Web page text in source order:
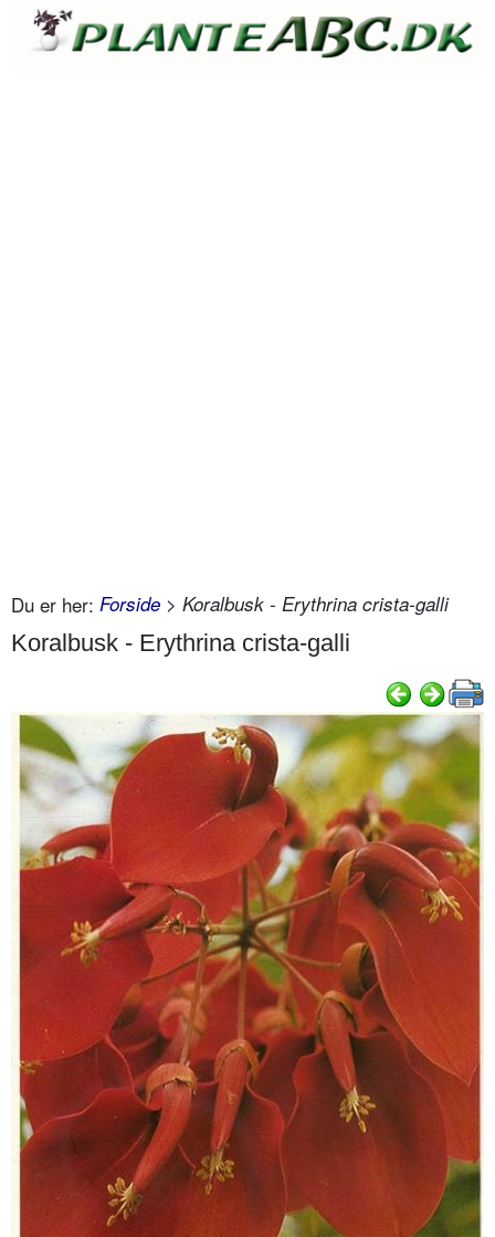
Du er her: Forside > Koralbusk - Erythrina crista-galli
Koralbusk - Erythrina crista-galli